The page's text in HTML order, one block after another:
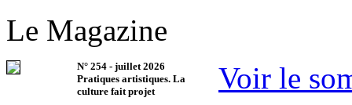
Le Magazine
N° 254 - juillet 2026
Pratiques artistiques. La
culture fait projet
Voir le